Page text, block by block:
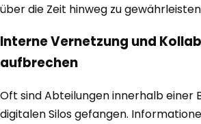
über die Zeit hinweg zu
Interne Vernetzung und
aufbrechen
Oft sind Abteilungen innerhalb einer
digitalen Silos gefangen.